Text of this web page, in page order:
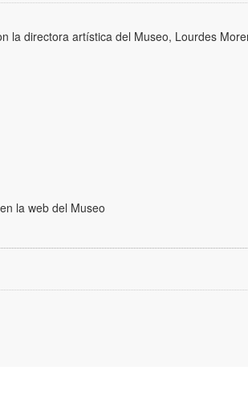
la directora artística del Museo, Lourdes
la web del Museo